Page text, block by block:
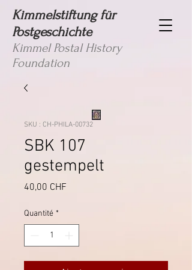
Kimmelstiftung für
Postgeschichte
Kimmel Postal History
Foundation
SKU : CH-PHILA-00732
SBK 107
gestempelt
40,00 CHF
Quantité *